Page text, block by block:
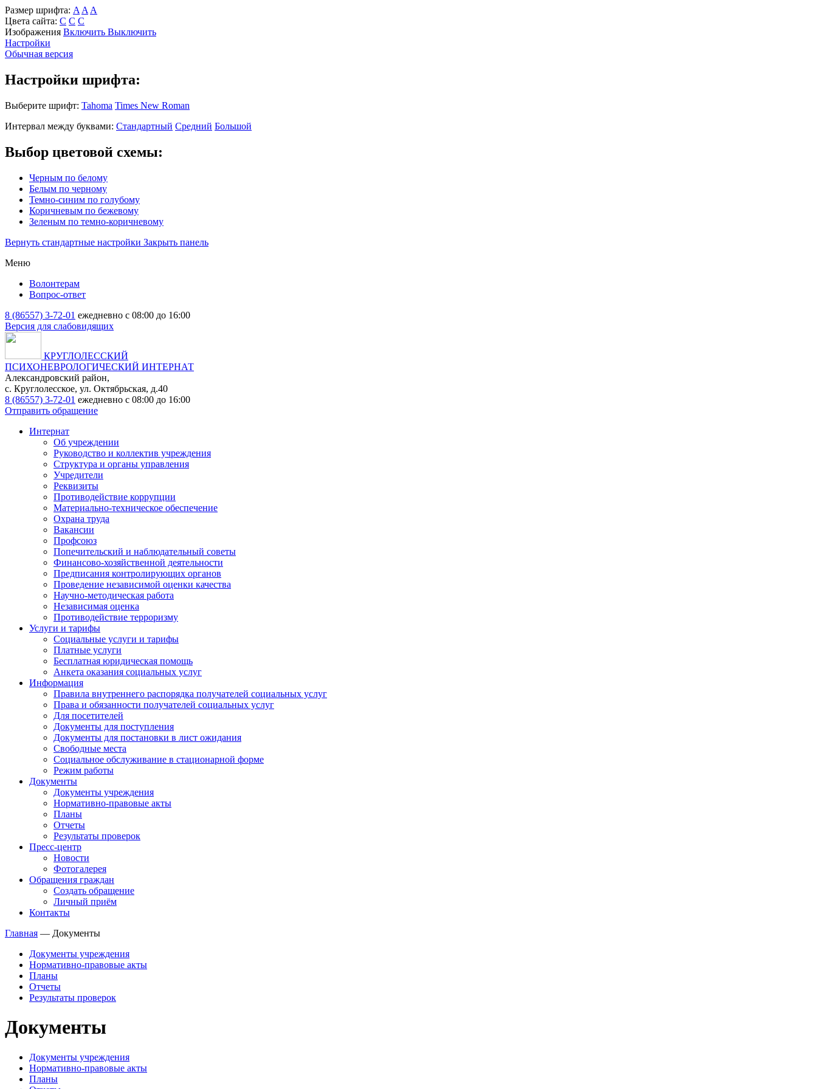
Размер шрифта: A A A
Цвета сайта: С С С
Изображения Включить Выключить
Настройки
Обычная версия
Настройки шрифта:
Выберите шрифт: Tahoma Times New Roman
Интервал между буквами: Стандартный Средний Большой
Выбор цветовой схемы:
Черным по белому
Белым по черному
Темно-синим по голубому
Коричневым по бежевому
Зеленым по темно-коричневому
Вернуть стандартные настройки Закрыть панель
Меню
Волонтерам
Вопрос-ответ
8 (86557) 3-72-01 ежедневно с 08:00 до 16:00
Версия для слабовидящих
КРУГЛОЛЕССКИЙ
ПСИХОНЕВРОЛОГИЧЕСКИЙ ИНТЕРНАТ
Александровский район,
с. Круглолесское, ул. Октябрьская, д.40
8 (86557) 3-72-01 ежедневно с 08:00 до 16:00
Отправить обращение
Интернат
Об учреждении
Руководство и коллектив учреждения
Структура и органы управления
Учредители
Реквизиты
Противодействие коррупции
Материально-техническое обеспечение
Охрана труда
Вакансии
Профсоюз
Попечительский и наблюдательный советы
Финансово-хозяйственной деятельности
Предписания контролирующих органов
Проведение независимой оценки качества
Научно-методическая работа
Независимая оценка
Противодействие терроризму
Услуги и тарифы
Социальные услуги и тарифы
Платные услуги
Бесплатная юридическая помощь
Анкета оказания социальных услуг
Информация
Правила внутреннего распорядка получателей социальных услуг
Права и обязанности получателей социальных услуг
Для посетителей
Документы для поступления
Документы для постановки в лист ожидания
Свободные места
Социальное обслуживание в стационарной форме
Режим работы
Документы
Документы учреждения
Нормативно-правовые акты
Планы
Отчеты
Результаты проверок
Пресс-центр
Новости
Фотогалерея
Обращения граждан
Создать обращение
Личный приём
Контакты
Главная — Документы
Документы учреждения
Нормативно-правовые акты
Планы
Отчеты
Результаты проверок
Документы
Документы учреждения
Нормативно-правовые акты
Планы